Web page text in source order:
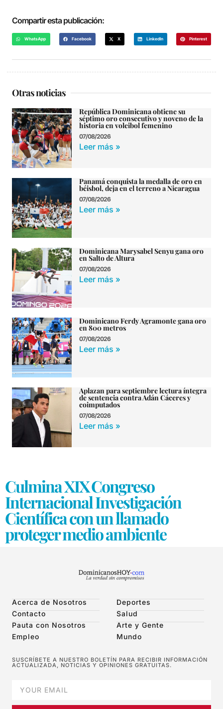
Compartir esta publicación:
WhatsApp Facebook X LinkedIn Pinterest
Otras noticias
República Dominicana obtiene su
séptimo oro consecutivo y noveno de la
historia en voleibol femenino
07/08/2026
Leer más »
Panamá conquista la medalla de oro en
béisbol, deja en el terreno a Nicaragua
07/08/2026
Leer más »
Dominicana Marysabel Senyu gana oro
en Salto de Altura
07/08/2026
Leer más »
Dominicano Ferdy Agramonte gana oro
en 800 metros
07/08/2026
Leer más »
Aplazan para septiembre lectura íntegra
de sentencia contra Adán Cáceres y
coimputados
07/08/2026
Leer más »
Culmina XIX Congreso
Internacional Investigación
Científica con un llamado
proteger medio ambiente
Acerca de Nosotros
Contacto
Pauta con Nosotros
Empleo
Deportes
Salud
Arte y Gente
Mundo
SUSCRÍBETE A NUESTRO BOLETÍN PARA RECIBIR INFORMACIÓN
ACTUALIZADA, NOTICIAS Y OPINIONES GRATUITAS.